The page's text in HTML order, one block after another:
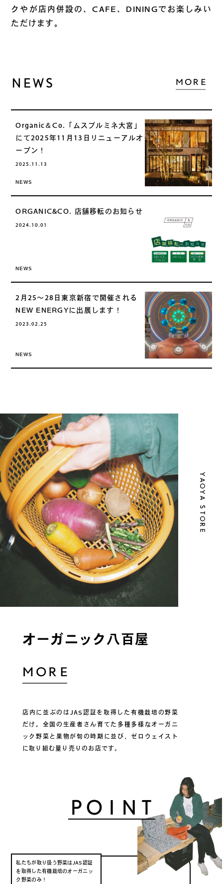
クやが店内併設の、CAFE、DININGでお楽しみい
ただけます。
NEWS
Organic＆Co.「ムスブルミネ大宮」
にて2025年11月13日リニューアルオ
ープン！
2025.11.13
NEWS
ORGANIC&CO. 店舗移転のお知らせ
2024.10.01
NEWS
2月25～28日東京新宿で開催される
NEW ENERGYに出展します！
2023.02.25
NEWS
オーガニック八百屋
店内に並ぶのはJAS認証を取得した有機栽培の野菜
だけ。全国の生産者さん育てた多種多様なオーガニ
ック野菜と果物が旬の時期に並び、ゼロウェイスト
に取り組む量り売りのお店です。
POINT
私たちが取り扱う野菜はJAS認証
を取得した有機栽培のオーガニッ
ク野菜のみ！